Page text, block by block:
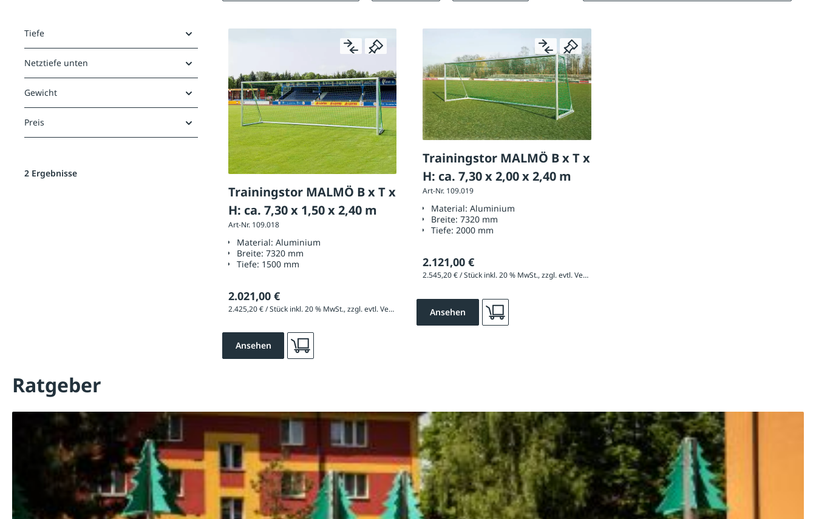
Tiefe
Netztiefe unten
Gewicht
Preis
2 Ergebnisse
Trainingstor MALMÖ B x T x
H: ca. 7,30 x 1,50 x 2,40 m
Art-Nr. 109.018
Material: Aluminium
Breite: 7320 mm
Tiefe: 1500 mm
2.021,00 €
2.425,20 € / Stück inkl. 20 % MwSt., zzgl. evtl. Versandkosten
Ansehen
Trainingstor MALMÖ B x T x
H: ca. 7,30 x 2,00 x 2,40 m
Art-Nr. 109.019
Material:Aluminium
Breite:7320 mm
Tiefe:2000 mm
2.121,00 €
2.545,20 € / Stück inkl. 20 % MwSt., zzgl. evtl. Versandkosten
Ansehen
Ratgeber